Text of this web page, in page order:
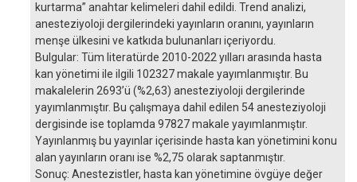
kurtarma” anahtar kelimeleri dahil edildi. Trend analizi,
anesteziyoloji dergilerindeki yayınların oranını, yayınların
menşe ülkesini ve katkıda bulunanları içeriyordu.
Bulgular: Tüm literatürde 2010-2022 yılları arasında hasta
kan yönetimi ile ilgili 102327 makale yayımlanmıştır. Bu
makalelerin 2693’ü (%2,63) anesteziyoloji dergilerinde
yayımlanmıştır. Bu çalışmaya dahil edilen 54 anesteziyoloji
dergisinde ise toplamda 97827 makale yayımlanmıştır.
Yayınlanmış bu yayınlar içerisinde hasta kan yönetimini konu
alan yayınların oranı ise %2,75 olarak saptanmıştır.
Sonuç: Anestezistler, hasta kan yönetimine övgüye değer